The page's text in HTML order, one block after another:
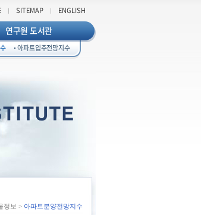
SITEMAP ENGLISH
아파트입주전망지수
연구원 도서관
정보 > 아파트분양전망지수